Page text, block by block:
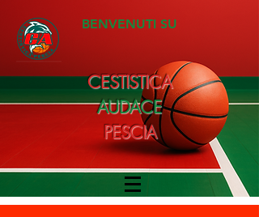
BENVENUTI SU
CESTISTICA
AUDACE
PESCIA